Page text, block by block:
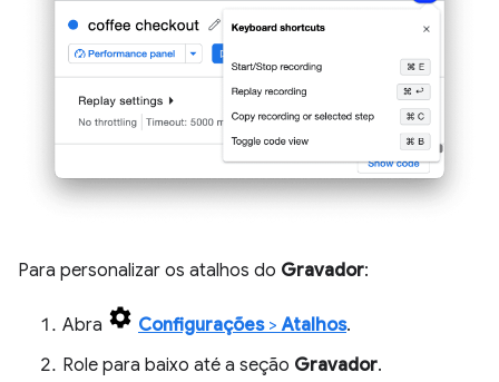
Para personalizar os atalhos do Gravador:
Abra Configurações>Atalhos.
Role para baixo até a seção Gravador.